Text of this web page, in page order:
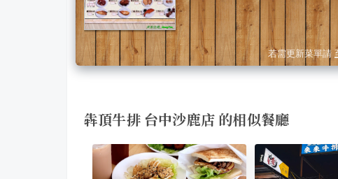
若需更新菜單請
犇頂牛排 台中沙鹿店 的相似餐廳